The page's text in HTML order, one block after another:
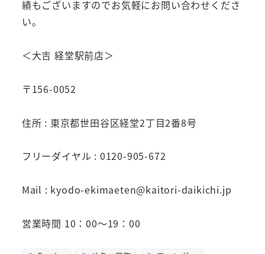
績もございますのでお気軽にお問い合わせくださ
い。
＜大吉 経堂駅前店＞
〒156-0052
住所 : 東京都世田谷区経堂2丁目2番8号
フリーダイヤル : 0120-905-672
Mail : kyodo-ekimaeten@kaitori-daikichi.jp
営業時間 10：00～19：00